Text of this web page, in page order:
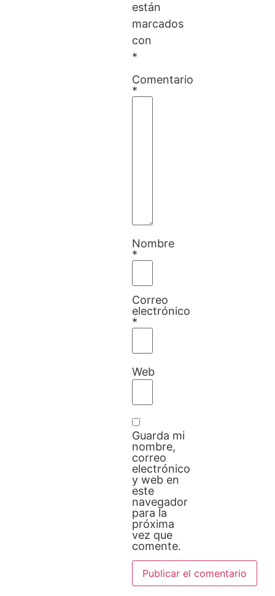
están
marcados
con
*
Comentario
*
Nombre
*
Correo
electrónico
*
Web
Guarda mi
nombre,
correo
electrónico
y web en
este
navegador
para la
próxima
vez que
comente.